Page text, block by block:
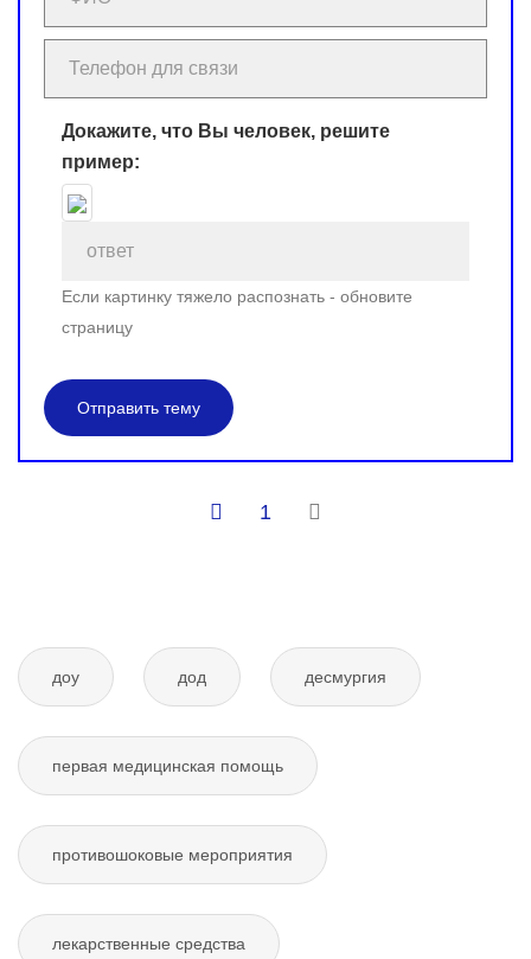
Докажите, что Вы человек, решите
пример:
Если картинку тяжело распознать - обновите
страницу
Отправить тему
1
доу дод десмургия
первая медицинская помощь
противошоковые мероприятия
лекарственные средства